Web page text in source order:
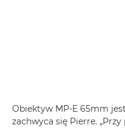
Obiektyw MP-E 65mm
zachwyca się Pierre.